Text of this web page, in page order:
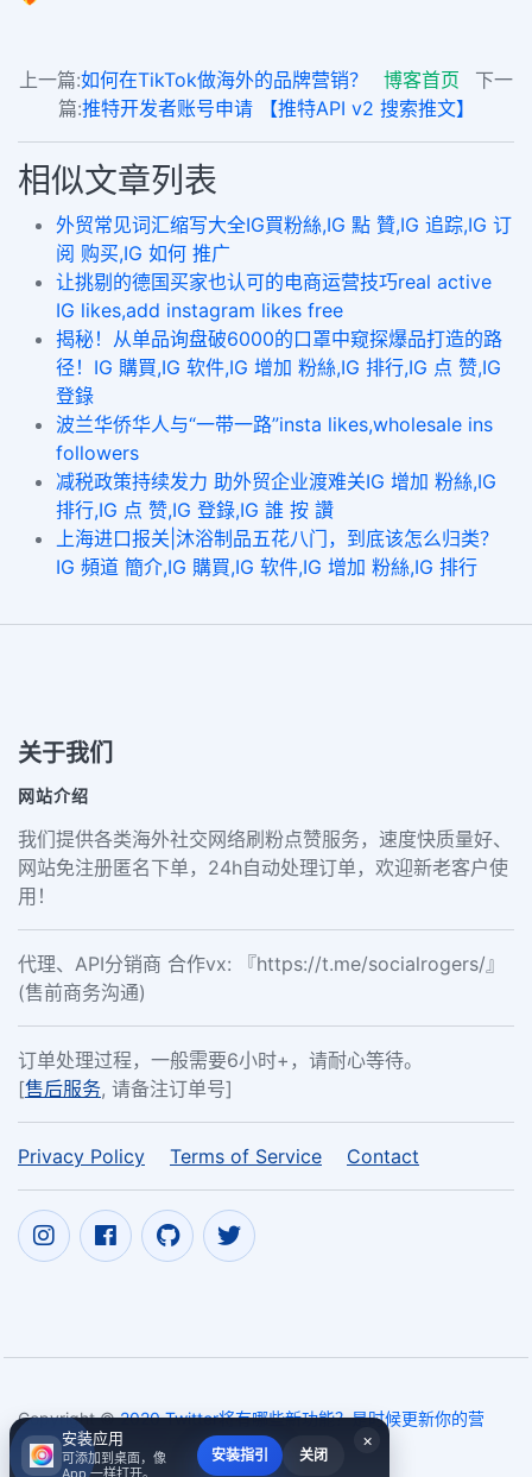
上一篇:如何在TikTok做海外的品牌营销？ 博客首页
下一
篇:推特开发者账号申请 【推特API v2 搜索推文】
相似文章列表
外贸常见词汇缩写大全IG買粉絲,IG 點 贊,IG 追踪,IG 订
阅 购买,IG 如何 推广
让挑剔的德国买家也认可的电商运营技巧real active
IG likes,add instagram likes free
揭秘！从单品询盘破6000的口罩中窥探爆品打造的路
径！IG 購買,IG 软件,IG 增加 粉絲,IG 排行,IG 点 赞,IG
登錄
波兰华侨华人与“一带一路”insta likes,wholesale ins
followers
减税政策持续发力 助外贸企业渡难关IG 增加 粉絲,IG
排行,IG 点 赞,IG 登錄,IG 誰 按 讚
上海进口报关|沐浴制品五花八门，到底该怎么归类？
IG 頻道 簡介,IG 購買,IG 软件,IG 增加 粉絲,IG 排行
关于我们
网站介绍
我们提供各类海外社交网络刷粉点赞服务，速度快质量好、
网站免注册匿名下单，24h自动处理订单，欢迎新老客户使
用！
代理、API分销商 合作vx: 『https://t.me/socialrogers/』
(售前商务沟通)
订单处理过程，一般需要6小时+，请耐心等待。
[售后服务, 请备注订单号]
Privacy Policy Terms of Service Contact
Copyright ©2020 Twitter将有哪些新功能？是时候更新你的营
销方案了2017~2026 ×
安装应用
可添加到桌面，像
App 一样打开。
安装指引 关闭